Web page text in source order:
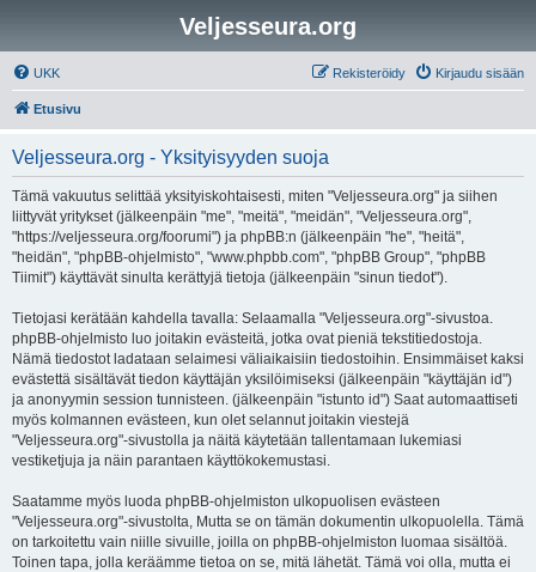
Veljesseura.org
UKK Kirjaudu sisään
Rekisteröidy
Etusivu
Veljesseura.org - Yksityisyyden suoja
Tämä vakuutus selittää yksityiskohtaisesti, miten "Veljesseura.org" ja siihen
liittyvät yritykset (jälkeenpäin "me", "meitä", "meidän", "Veljesseura.org",
"https://veljesseura.org/foorumi") ja phpBB:n (jälkeenpäin "he", "heitä",
"heidän", "phpBB-ohjelmisto", "www.phpbb.com", "phpBB Group", "phpBB
Tiimit") käyttävät sinulta kerättyjä tietoja (jälkeenpäin "sinun tiedot").
Tietojasi kerätään kahdella tavalla: Selaamalla "Veljesseura.org"-sivustoa.
phpBB-ohjelmisto luo joitakin evästeitä, jotka ovat pieniä tekstitiedostoja.
Nämä tiedostot ladataan selaimesi väliaikaisiin tiedostoihin. Ensimmäiset kaksi
evästettä sisältävät tiedon käyttäjän yksilöimiseksi (jälkeenpäin "käyttäjän id")
ja anonyymin session tunnisteen. (jälkeenpäin "istunto id") Saat automaattiseti
myös kolmannen evästeen, kun olet selannut joitakin viestejä
"Veljesseura.org"-sivustolla ja näitä käytetään tallentamaan lukemiasi
vestiketjuja ja näin parantaen käyttökokemustasi.
Saatamme myös luoda phpBB-ohjelmiston ulkopuolisen evästeen
"Veljesseura.org"-sivustolta, Mutta se on tämän dokumentin ulkopuolella. Tämä
on tarkoitettu vain niille sivuille, joilla on phpBB-ohjelmiston luomaa sisältöä.
Toinen tapa, jolla keräämme tietoa on se, mitä lähetät. Tämä voi olla, mutta ei